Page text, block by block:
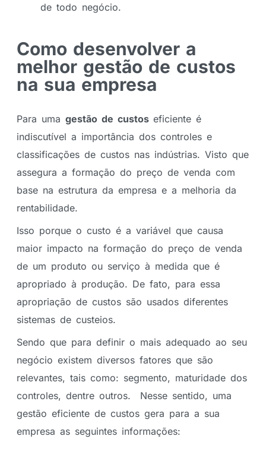
de todo negócio.
Como desenvolver a
melhor gestão de custos
na sua empresa
Para uma gestão de custos eficiente é
indiscutível a importância dos controles e
classificações de custos nas indústrias. Visto que
assegura a formação do preço de venda com
base na estrutura da empresa e a melhoria da
rentabilidade.
Isso porque o custo é a variável que causa
maior impacto na formação do preço de venda
de um produto ou serviço à medida que é
apropriado à produção. De fato, para essa
apropriação de custos são usados diferentes
sistemas de custeios.
Sendo que para definir o mais adequado ao seu
negócio existem diversos fatores que são
relevantes, tais como: segmento, maturidade dos
controles, dentre outros. Nesse sentido, uma
gestão eficiente de custos gera para a sua
empresa as seguintes informações: